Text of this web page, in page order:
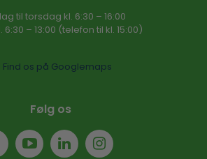
til torsdag kl. 6:30 – 16​:00
6:30 – 13:00 (telefon til kl. 15:00)​
Find os på Googlemaps
Følg os